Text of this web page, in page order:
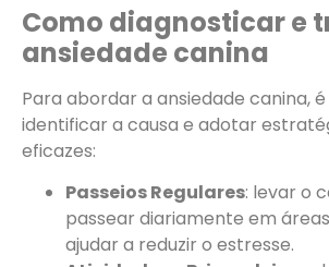
Como diagnosticar e
ansiedade canina
Para abordar a ansiedade canina,
identificar a causa e adotar
eficazes:
Passeios Regulares: levar o
passear diariamente em
ajudar a reduzir o estresse.